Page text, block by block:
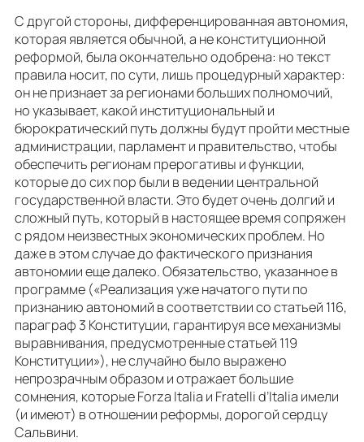
С другой стороны, дифференцированная автономия,
которая является обычной, а не конституционной
реформой, была окончательно одобрена: но текст
правила носит, по сути, лишь процедурный характер:
он не признает за регионами больших полномочий,
но указывает, какой институциональный и
бюрократический путь должны будут пройти местные
администрации, парламент и правительство, чтобы
обеспечить регионам прерогативы и функции,
которые до сих пор были в ведении центральной
государственной власти. Это будет очень долгий и
сложный путь, который в настоящее время сопряжен
с рядом неизвестных экономических проблем. Но
даже в этом случае до фактического признания
автономии еще далеко. Обязательство, указанное в
программе («Реализация уже начатого пути по
признанию автономий в соответствии со статьей 116,
параграф 3 Конституции, гарантируя все механизмы
выравнивания, предусмотренные статьей 119
Конституции»), не случайно было выражено
непрозрачным образом и отражает большие
сомнения, которые Forza Italia и Fratelli d’Italia имели
(и имеют) в отношении реформы, дорогой сердцу
Сальвини.